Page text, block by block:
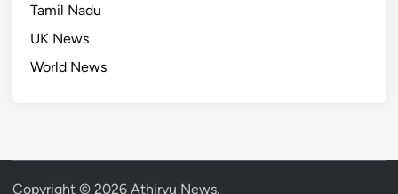
Tamil Nadu
UK News
World News
Copyright © 2026 Athirvu News.